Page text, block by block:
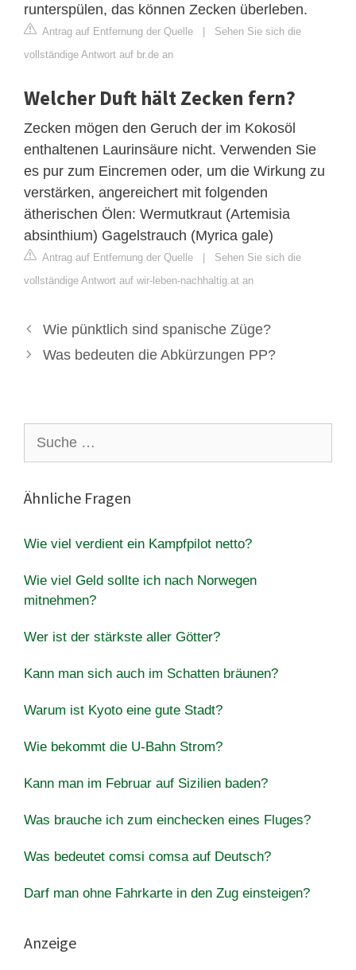
runterspülen, das können Zecken überleben.
Antrag auf Entfernung der Quelle | Sehen Sie sich die
vollständige Antwort auf br.de an
Welcher Duft hält Zecken fern?
Zecken mögen den Geruch der im Kokosöl
enthaltenen Laurinsäure nicht. Verwenden Sie
es pur zum Eincremen oder, um die Wirkung zu
verstärken, angereichert mit folgenden
ätherischen Ölen: Wermutkraut (Artemisia
absinthium) Gagelstrauch (Myrica gale)
Antrag auf Entfernung der Quelle | Sehen Sie sich die
vollständige Antwort auf wir-leben-nachhaltig.at an
Wie pünktlich sind spanische Züge?
Was bedeuten die Abkürzungen PP?
nach:
Ähnliche Fragen
Wie viel verdient ein Kampfpilot netto?
Wie viel Geld sollte ich nach Norwegen
mitnehmen?
Wer ist der stärkste aller Götter?
Kann man sich auch im Schatten bräunen?
Warum ist Kyoto eine gute Stadt?
Wie bekommt die U-Bahn Strom?
Kann man im Februar auf Sizilien baden?
Was brauche ich zum einchecken eines Fluges?
Was bedeutet comsi comsa auf Deutsch?
Darf man ohne Fahrkarte in den Zug einsteigen?
Anzeige